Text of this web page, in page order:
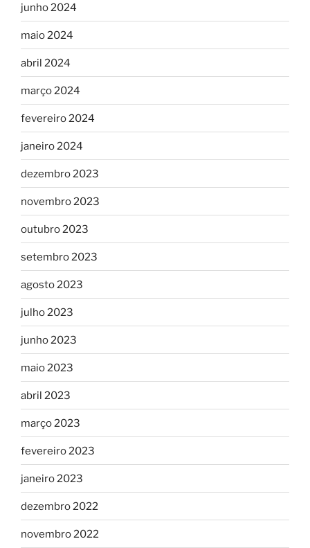
junho 2024
maio 2024
abril 2024
março 2024
fevereiro 2024
janeiro 2024
dezembro 2023
novembro 2023
outubro 2023
setembro 2023
agosto 2023
julho 2023
junho 2023
maio 2023
abril 2023
março 2023
fevereiro 2023
janeiro 2023
dezembro 2022
novembro 2022